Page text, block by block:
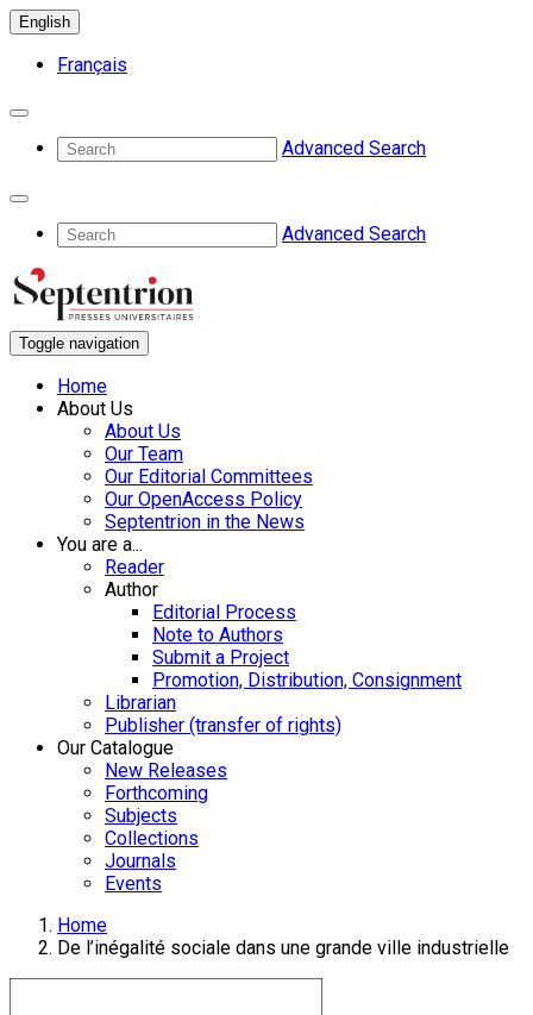
English
Français
Advanced Search
Advanced Search
Toggle navigation
Home
About Us
About Us
Our Team
Our Editorial Committees
Our OpenAccess Policy
Septentrion in the News
You are a...
Reader
Author
Editorial Process
Note to Authors
Submit a Project
Promotion, Distribution, Consignment
Librarian
Publisher (transfer of rights)
Our Catalogue
New Releases
Forthcoming
Subjects
Collections
Journals
Events
Home
De l’inégalité sociale dans une grande ville industrielle